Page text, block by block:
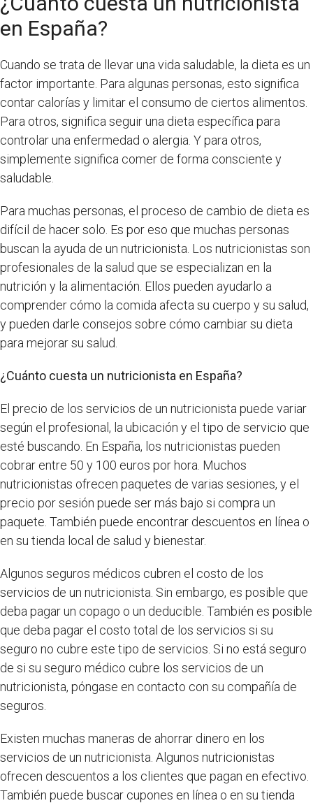
en España?
Cuando se trata de llevar una vida saludable, la dieta es un
factor importante. Para algunas personas, esto significa
contar calorías y limitar el consumo de ciertos alimentos.
Para otros, significa seguir una dieta específica para
controlar una enfermedad o alergia. Y para otros,
simplemente significa comer de forma consciente y
saludable.
Para muchas personas, el proceso de cambio de dieta es
difícil de hacer solo. Es por eso que muchas personas
buscan la ayuda de un nutricionista. Los nutricionistas son
profesionales de la salud que se especializan en la
nutrición y la alimentación. Ellos pueden ayudarlo a
comprender cómo la comida afecta su cuerpo y su salud,
y pueden darle consejos sobre cómo cambiar su dieta
para mejorar su salud.
¿Cuánto cuesta un nutricionista en España?
El precio de los servicios de un nutricionista puede variar
según el profesional, la ubicación y el tipo de servicio que
esté buscando. En España, los nutricionistas pueden
cobrar entre 50 y 100 euros por hora. Muchos
nutricionistas ofrecen paquetes de varias sesiones, y el
precio por sesión puede ser más bajo si compra un
paquete. También puede encontrar descuentos en línea o
en su tienda local de salud y bienestar.
Algunos seguros médicos cubren el costo de los
servicios de un nutricionista. Sin embargo, es posible que
deba pagar un copago o un deducible. También es posible
que deba pagar el costo total de los servicios si su
seguro no cubre este tipo de servicios. Si no está seguro
de si su seguro médico cubre los servicios de un
nutricionista, póngase en contacto con su compañía de
seguros.
Existen muchas maneras de ahorrar dinero en los
servicios de un nutricionista. Algunos nutricionistas
ofrecen descuentos a los clientes que pagan en efectivo.
También puede buscar cupones en línea o en su tienda